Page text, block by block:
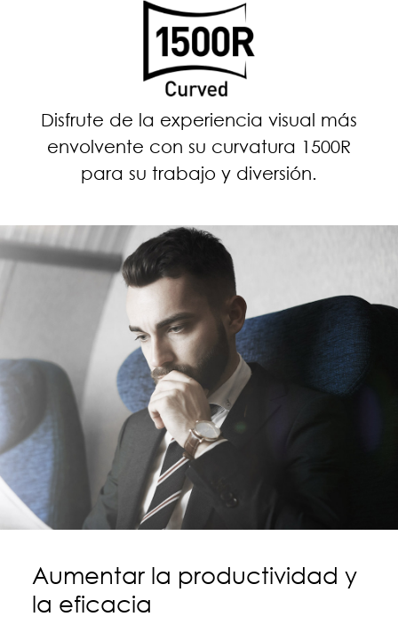
Disfrute de la experiencia visual más
envolvente con su curvatura 1500R
para su trabajo y diversión.
Aumentar la productividad y
la eficacia